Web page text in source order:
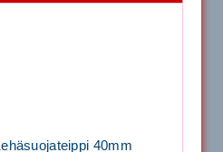
40mm